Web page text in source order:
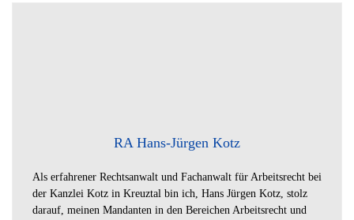
RA Hans-Jürgen Kotz
Als erfahrener Rechtsanwalt und Fachanwalt für Arbeitsrecht bei
der Kanzlei Kotz in Kreuztal bin ich, Hans Jürgen Kotz, stolz
darauf, meinen Mandanten in den Bereichen Arbeitsrecht und